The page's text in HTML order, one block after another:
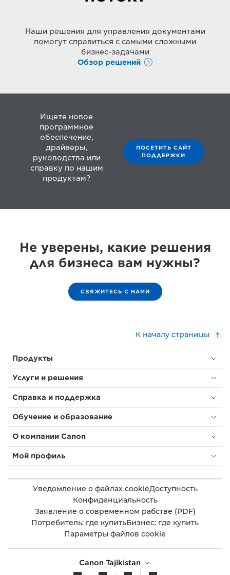
Наши решения для управления документами
помогут справиться с самыми сложными
бизнес-задачами
Обзор решений
Ищете новое
программное
обеспечение,
драйверы,
руководства или
справку по нашим
продуктам?
ПОСЕТИТЬ САЙТ
ПОДДЕРЖКИ
Не уверены, какие решения
для бизнеса вам нужны?
СВЯЖИТЕСЬ С НАМИ
К началу страницы
Продукты
Услуги и решения
Справка и поддержка
Обучение и образование
О компании Canon
Мой профиль
Уведомление о файлах cookieДоступность
Конфиденциальность
Заявление о современном рабстве (PDF)
Потребитель: где купитьБизнес: где купить
Параметры файлов cookie
Canon Tajikistan